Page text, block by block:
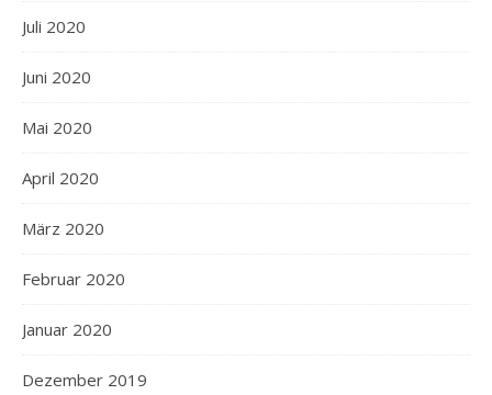
Juli 2020
Juni 2020
Mai 2020
April 2020
März 2020
Februar 2020
Januar 2020
Dezember 2019